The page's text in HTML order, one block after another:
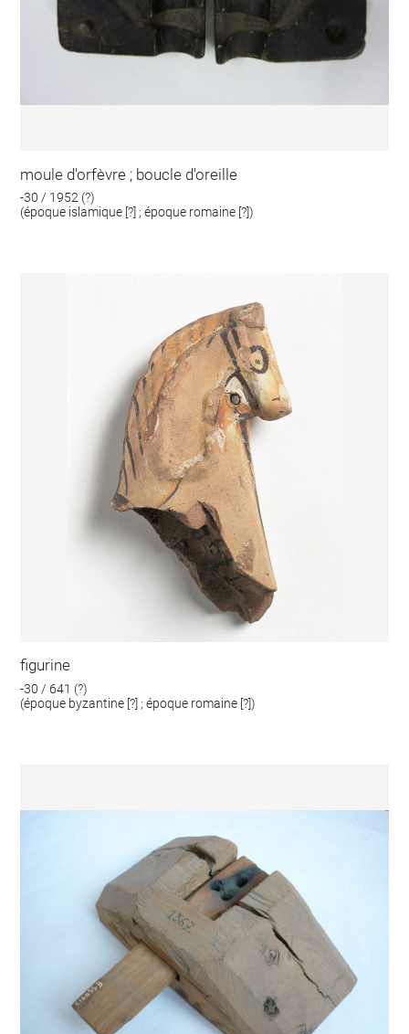
moule d'orfèvre ; boucle d'oreille
-30 / 1952 (?)
(époque islamique [?] ; époque romaine [?])
figurine
-30 / 641 (?)
(époque byzantine [?] ; époque romaine [?])